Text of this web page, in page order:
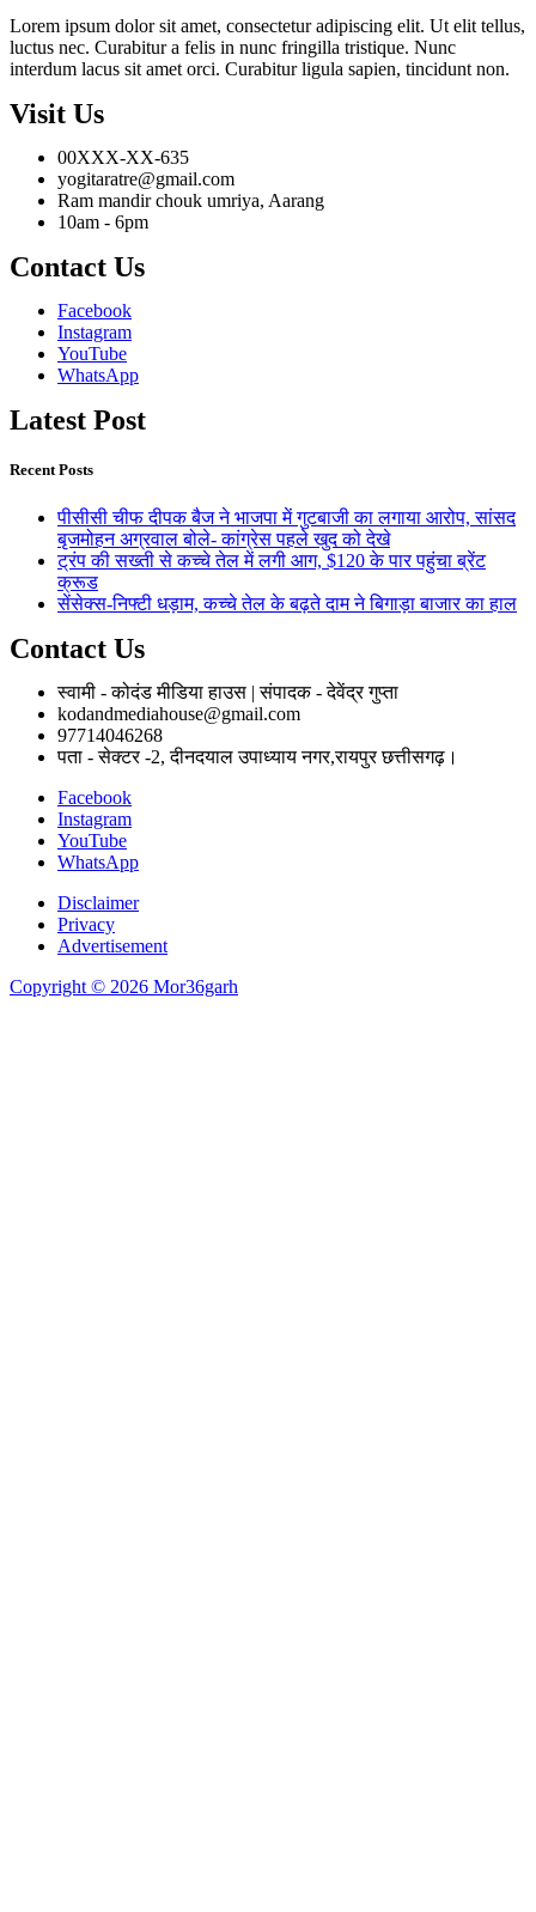
Lorem ipsum dolor sit amet, consectetur adipiscing elit. Ut elit tellus,
luctus nec. Curabitur a felis in nunc fringilla tristique. Nunc
interdum lacus sit amet orci. Curabitur ligula sapien, tincidunt non.
Visit Us
00XXX-XX-635
yogitaratre@gmail.com
Ram mandir chouk umriya, Aarang
10am - 6pm
Contact Us
Facebook
Instagram
YouTube
WhatsApp
Latest Post
Recent Posts
पीसीसी चीफ दीपक बैज ने भाजपा में गुटबाजी का लगाया आरोप, सांसद
बृजमोहन अग्रवाल बोले- कांग्रेस पहले खुद को देखे
ट्रंप की सख्ती से कच्चे तेल में लगी आग, $120 के पार पहुंचा ब्रेंट
क्रूड
सेंसेक्स-निफ्टी धड़ाम, कच्चे तेल के बढ़ते दाम ने बिगाड़ा बाजार का हाल
Contact Us
स्वामी - कोदंड मीडिया हाउस | संपादक - देवेंद्र गुप्ता
kodandmediahouse@gmail.com
97714046268
पता - सेक्टर -2, दीनदयाल उपाध्याय नगर,रायपुर छत्तीसगढ़।
Facebook
Instagram
YouTube
WhatsApp
Disclaimer
Privacy
Advertisement
Copyright © 2026 Mor36garh